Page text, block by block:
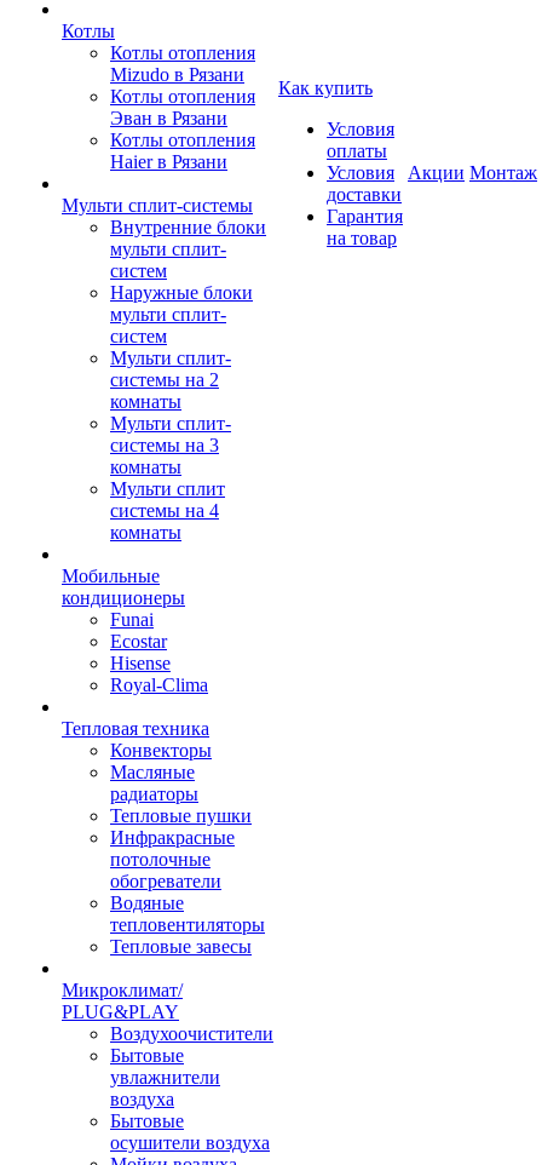
Котлы
Котлы отопления
Mizudo в Рязани
Котлы отопления
Эван в Рязани
Котлы отопления
Haier в Рязани
Мульти сплит-системы
Внутренние блоки
мульти сплит-
систем
Наружные блоки
мульти сплит-
систем
Мульти сплит-
системы на 2
комнаты
Мульти сплит-
системы на 3
комнаты
Мульти сплит
системы на 4
комнаты
Мобильные
кондиционеры
Funai
Ecostar
Hisense
Royal-Clima
Тепловая техника
Конвекторы
Масляные
радиаторы
Тепловые пушки
Инфракрасные
потолочные
обогреватели
Водяные
тепловентиляторы
Тепловые завесы
Микроклимат/
PLUG&PLAY
Воздухоочистители
Бытовые
увлажнители
воздуха
Бытовые
осушители воздуха
Как купить
Условия
оплаты
Условия
доставки
Гарантия
на товар
Акции Монтаж